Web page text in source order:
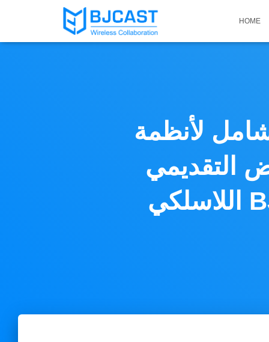
HOME
لأنظمة
التقديمي